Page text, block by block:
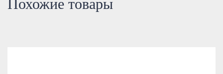
Похожие товары